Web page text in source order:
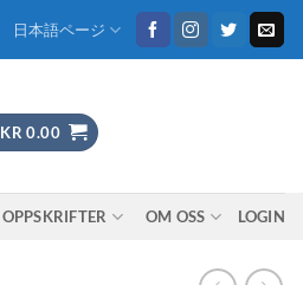
日本語ページ
KR 0.00
OPPSKRIFTER OM OSS LOGIN